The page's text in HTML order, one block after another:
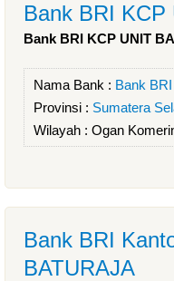
Bank BRI KCP
Bank BRI KCP UNIT
Nama Bank : Bank BRI
Provinsi : Sumatera
Wilayah : Ogan
Bank BRI
BATURAJA